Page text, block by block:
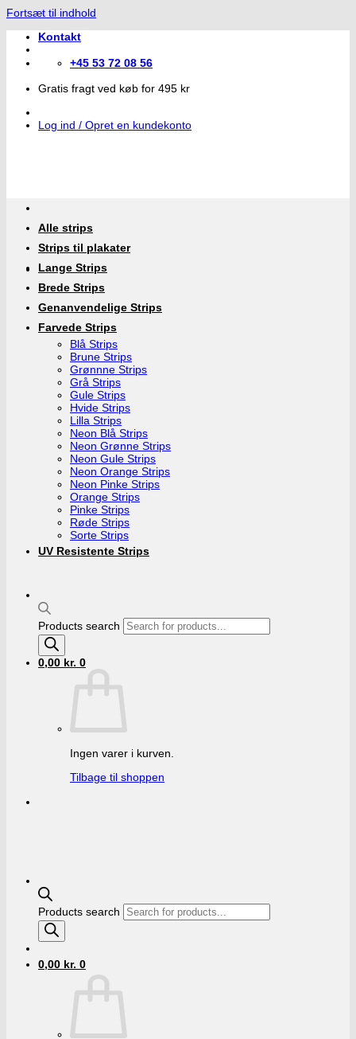
Fortsæt til indhold
Kontakt
+45 53 72 08 56
Gratis fragt ved køb for 495 kr
Log ind / Opret en kundekonto
Products search
0,00 kr. 0
Ingen varer i kurven.
Tilbage til shoppen
Alle strips
Strips til plakater
Lange Strips
Brede Strips
Genanvendelige Strips
Farvede Strips
Blå Strips
Brune Strips
Grønnne Strips
Grå Strips
Gule Strips
Hvide Strips
Lilla Strips
Neon Blå Strips
Neon Grønne Strips
Neon Gule Strips
Neon Orange Strips
Neon Pinke Strips
Orange Strips
Pinke Strips
Røde Strips
Sorte Strips
UV Resistente Strips
Products search
0,00 kr. 0